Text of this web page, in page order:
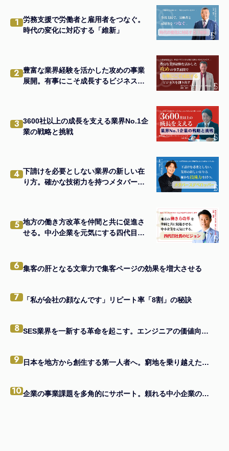
1 労務支援で労働者と雇用者をつなぐ。
時代の変化に対応する「維新」
2 豊富な業界経験を活かした攻めの事業
展開。有事にこそ成長するビジネスを
3 3600社以上の成長を支える業界No.1企
業の戦略と挑戦
4 下請けを必要としない業界の新しい在
り方。確かな技術力を持つメタバース
5 地方の働き方改革を仲間と共に促進さ
せる。中小企業を元気にする四代目社
6 集客の肝となる文章力で集客ページの効果を増大させる
7 「私が会社の顔なんです」リピート率「8割」の秘訣
8 SES業界を一新する革命を起こす。エンジニアの価値向上を掲げる、エンジニアファースト企業。
9 日本を地方から創生する第一人者へ。窮地を乗り越えたメンバーと共に。
10 企業の事業課題を多角的にサポート。頼れる中小企業の駆け込み寺へ